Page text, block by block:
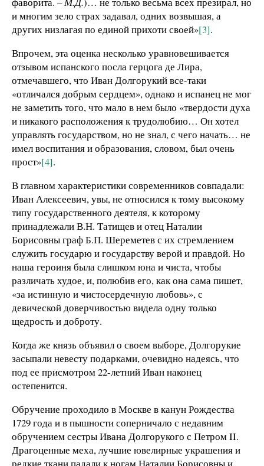
и многим зело страх задавал, одних возвышая, а
других низлагая по единой прихоти своей»[3].
Впрочем, эта оценка несколько уравновешивается
отзывом испанского посла герцога де Лира,
отмечавшего, что Иван Долгорукий все-таки
«отличался добрым сердцем», однако и испанец не мог
не заметить того, что мало в нем было «твердости духа
и никакого расположения к трудолюбию… Он хотел
управлять государством, но не знал, с чего начать… не
имел воспитания и образования, словом, был очень
прост»[4].
В главном характеристики современников совпадали:
Иван Алексеевич, увы, не относился к тому высокому
типу государственного деятеля, к которому
принадлежали В.Н. Татищев и отец Наталии
Борисовны граф Б.П. Шереметев с их стремлением
служить государю и государству верой и правдой. Но
наша героиня была слишком юна и чиста, чтобы
различать худое, и, полюбив его, как она сама пишет,
«за истинную и чистосердечную любовь», с
девической доверчивостью видела одну только
щедрость и доброту.
Когда же князь объявил о своем выборе, Долгорукие
засыпали невесту подарками, очевидно надеясь, что
под ее присмотром 22-летний Иван наконец
остепенится.
Обручение проходило в Москве в канун Рождества
1729 года и в пышности соперничало с недавним
обручением сестры Ивана Долгорукого с Петром II.
Драгоценные меха, лучшие ювелирные украшения и
редкие ткани падали к ногам Наталии Борисовны и